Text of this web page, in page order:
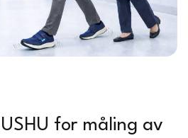
for måling av